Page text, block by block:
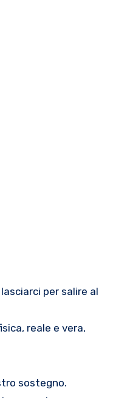
reale e vera,
sostegno.